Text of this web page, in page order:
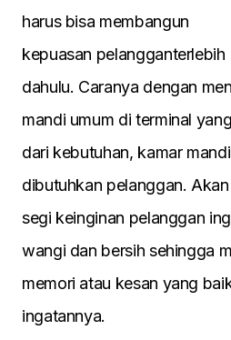
harus bisa membangun
kepuasan pelangganterlebih
dahulu. Caranya dengan
mandi umum di terminal
dari kebutuhan, kamar
dibutuhkan pelanggan.
segi keinginan pelanggan
wangi dan bersih sehingga
memori atau kesan yang
ingatannya.